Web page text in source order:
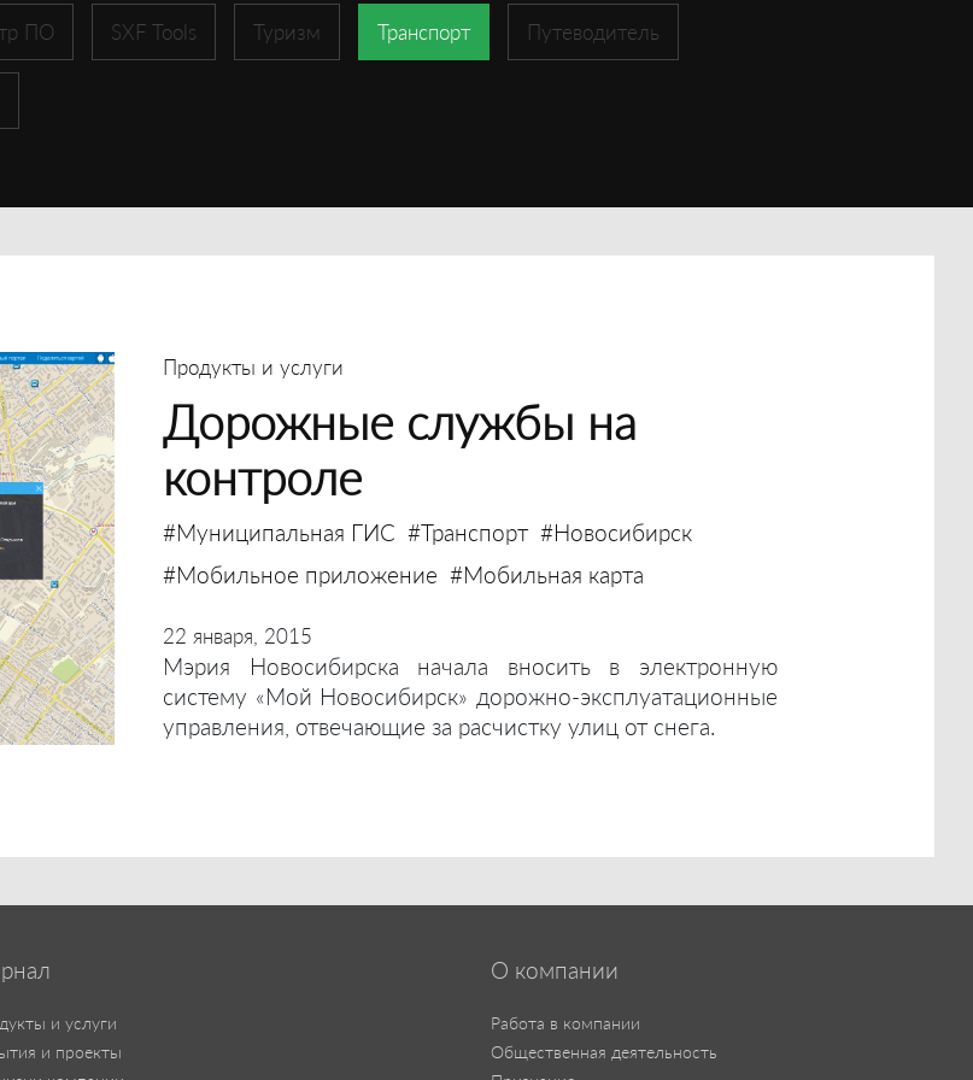
ПО SXF Tools Туризм Транспорт Путеводитель
Продукты и услуги
Дорожные службы на
контроле
#Муниципальная ГИС #Транспорт #Новосибирск
#Мобильное приложение #Мобильная карта
22 января, 2015
Мэрия Новосибирска начала вносить в электронную
систему «Мой Новосибирск» дорожно-эксплуатационные
управления, отвечающие за расчистку улиц от снега.
и услуги
и проекты
О компании
Работа в компании
Общественная деятельность